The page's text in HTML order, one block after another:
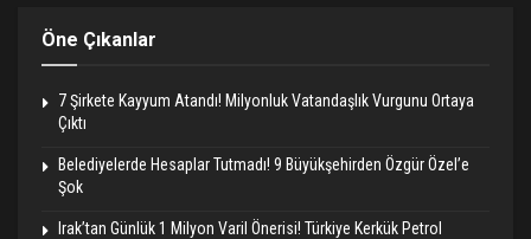
Öne Çıkanlar
7 Şirkete Kayyum Atandı! Milyonluk Vatandaşlık Vurgunu Ortaya
Çıktı
Belediyelerde Hesaplar Tutmadı! 9 Büyükşehirden Özgür Özel’e
Şok
Irak’tan Günlük 1 Milyon Varil Önerisi! Türkiye Kerkük Petrol